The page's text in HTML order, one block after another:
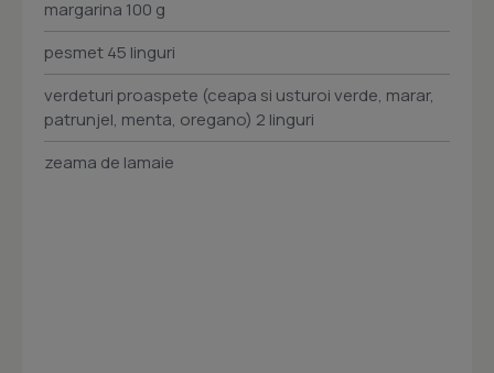
margarina 100 g
pesmet 45 linguri
verdeturi proaspete (ceapa si usturoi verde, marar,
patrunjel, menta, oregano) 2 linguri
zeama de lamaie